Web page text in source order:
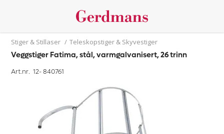
Stiger & Stillaser / Teleskopstiger & Skyvestiger
Veggstiger Fatima, stål, varmgalvanisert, 26 trinn
Art.nr. 12-840761